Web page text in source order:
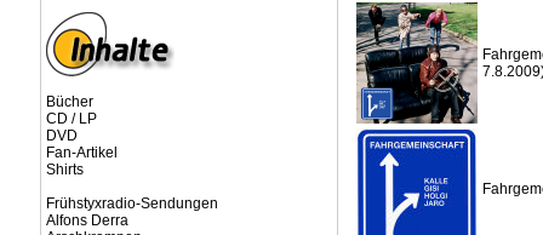
Bücher
CD / LP
DVD
Fan-Artikel
Shirts
Frühstyxradio-Sendungen
Alfons Derra